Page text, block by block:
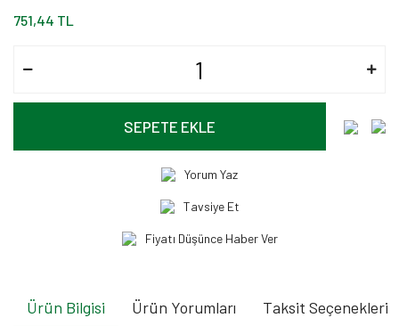
751,44 TL
SEPETE EKLE
Yorum Yaz
Tavsiye Et
Fiyatı Düşünce Haber Ver
Ürün Bilgisi Ürün Yorumları Taksit Seçenekleri